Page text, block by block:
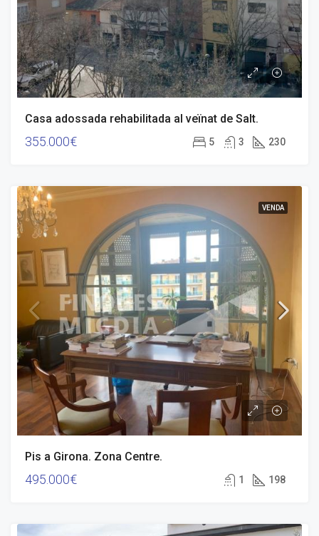
Casa adossada rehabilitada al veïnat de Salt.
355.000€ 5 3 230
VENDA
Pis a Girona. Zona Centre.
495.000€ 1 198